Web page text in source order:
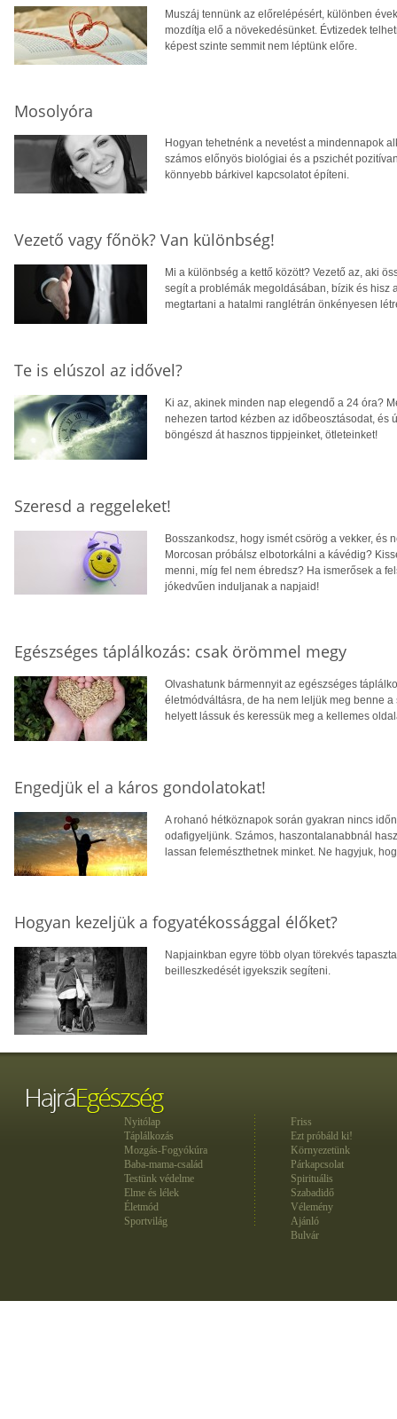
Muszáj tennünk az előrelépésért, különben
mozdítja elő a növekedésünket. Évtizedek
képest szinte semmit nem léptünk előre.
Mosolyóra
Hogyan tehetnénk a nevetést a mindennapok
számos előnyös biológiai és a pszichét
könnyebb bárkivel kapcsolatot építeni.
Vezető vagy főnök? Van különbség!
Mi a különbség a kettő között? Vezető az, aki
segít a problémák megoldásában, bízik és hisz
megtartani a hatalmi ranglétrán önkényesen
Te is elúszol az idővel?
Ki az, akinek minden nap elegendő a 24 óra?
nehezen tartod kézben az időbeosztásodat, és
böngészd át hasznos tippjeinket, ötleteinket!
Szeresd a reggeleket!
Bosszankodsz, hogy ismét csörög a vekker,
Morcosan próbálsz elbotorkálni a kávédig?
menni, míg fel nem ébredsz? Ha ismerősek a
jókedvűen induljanak a napjaid!
Egészséges táplálkozás: csak örömmel megy
Olvashatunk bármennyit az egészséges
életmódváltásra, de ha nem leljük meg benne
helyett lássuk és keressük meg a kellemes
Engedjük el a káros gondolatokat!
A rohanó hétköznapok során gyakran nincs
odafigyeljünk. Számos, haszontalanabbnál
lassan felemészthetnek minket. Ne hagyjuk,
Hogyan kezeljük a fogyatékossággal élőket?
Napjainkban egyre több olyan törekvés
beilleszkedését igyekszik segíteni.
Nyitólap
Táplálkozás
Mozgás-Fogyókúra
Baba-mama-család
Testünk védelme
Elme és lélek
Életmód
Sportvilág
Friss
Ezt próbáld ki!
Környezetünk
Párkapcsolat
Spirituális
Szabadidő
Vélemény
Ajánló
Bulvár